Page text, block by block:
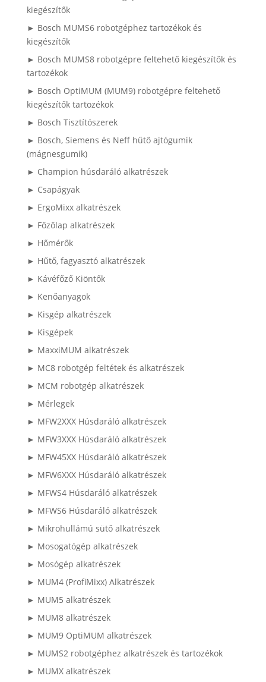
kiegészítők
► Bosch MUMS6 robotgéphez tartozékok és
kiegészítők
► Bosch MUMS8 robotgépre feltehető kiegészítők és
tartozékok
► Bosch OptiMUM (MUM9) robotgépre feltehető
kiegészítők tartozékok
► Bosch Tisztítószerek
► Bosch, Siemens és Neff hűtő ajtógumik
(mágnesgumik)
► Champion húsdaráló alkatrészek
► Csapágyak
► ErgoMixx alkatrészek
► Főzőlap alkatrészek
► Hőmérők
► Hűtő, fagyasztó alkatrészek
► Kávéfőző Kiöntők
► Kenőanyagok
► Kisgép alkatrészek
► Kisgépek
► MaxxiMUM alkatrészek
► MC8 robotgép feltétek és alkatrészek
► MCM robotgép alkatrészek
► Mérlegek
► MFW2XXX Húsdaráló alkatrészek
► MFW3XXX Húsdaráló alkatrészek
► MFW45XX Húsdaráló alkatrészek
► MFW6XXX Húsdaráló alkatrészek
► MFWS4 Húsdaráló alkatrészek
► MFWS6 Húsdaráló alkatrészek
► Mikrohullámú sütő alkatrészek
► Mosogatógép alkatrészek
► Mosógép alkatrészek
► MUM4 (ProfiMixx) Alkatrészek
► MUM5 alkatrészek
► MUM8 alkatrészek
► MUM9 OptiMUM alkatrészek
► MUMS2 robotgéphez alkatrészek és tartozékok
► MUMX alkatrészek